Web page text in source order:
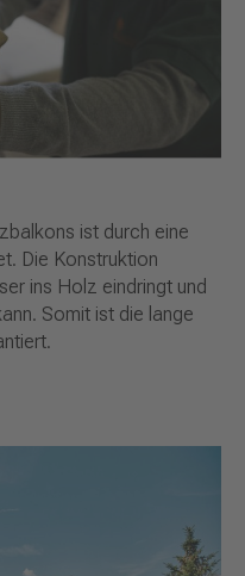
ist durch eine
Die Konstruktion
ins Holz eindringt und
Somit ist die lange